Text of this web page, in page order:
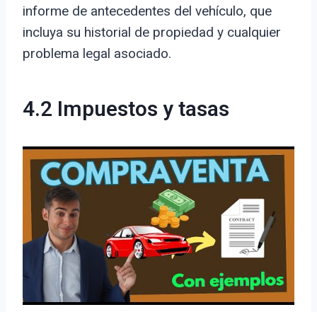
informe de antecedentes del vehículo, que
incluya su historial de propiedad y cualquier
problema legal asociado.
4.2 Impuestos y tasas